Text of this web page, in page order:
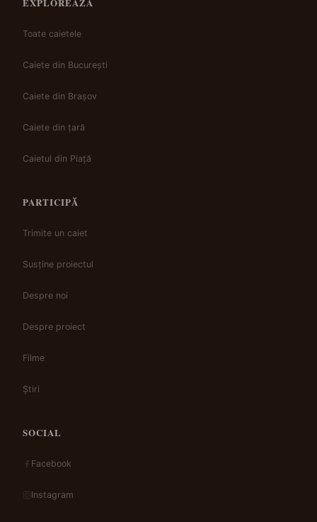
Toate caietele
Caiete din București
Caiete din Brașov
Caiete din țară
Caietul din Piață
PARTICIPĂ
Trimite un caiet
Susține proiectul
Despre noi
Despre proiect
Filme
Știri
SOCIAL
Facebook
Instagram